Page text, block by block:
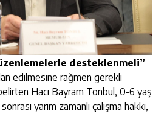
desteklenmeli”
ilan edilmesine rağmen gerekli
belirten Hacı Bayram Tonbul, 0-6 yaş
yarım zamanlı çalışma hakkı,